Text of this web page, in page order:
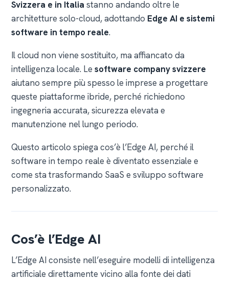
Svizzera e in Italia stanno andando oltre le
architetture solo-cloud, adottando Edge AI e sistemi
software in tempo reale.
Il cloud non viene sostituito, ma affiancato da
intelligenza locale. Lesoftware company svizzere
aiutano sempre più spesso le imprese a progettare
queste piattaforme ibride, perché richiedono
ingegneria accurata, sicurezza elevata e
manutenzione nel lungo periodo.
Questo articolo spiega cos’è l’Edge AI, perché il
software in tempo reale è diventato essenziale e
come sta trasformando SaaS e sviluppo software
personalizzato.
Cos’è l’Edge AI
L’Edge AI consiste nell’eseguire modelli di intelligenza
artificiale direttamente vicino alla fonte dei dati